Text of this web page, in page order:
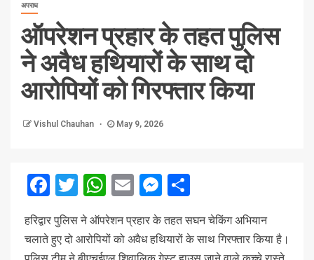
अपराध
ऑपरेशन प्रहार के तहत पुलिस
ने अवैध हथियारों के साथ दो
आरोपियों को गिरफ्तार किया
Vishul Chauhan May 9, 2026
Facebook
Twitter
WhatsApp
EmailMessenger
हरिद्वार पुलिस ने ऑपरेशन प्रहार के तहत सघन चेकिंग अभियान
चलाते हुए दो आरोपियों को अवैध हथियारों के साथ गिरफ्तार किया है।